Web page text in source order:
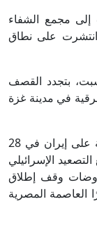
إلى مجمع الشفاء
على نطاق
بتجدد القصف
في مدينة غزة
سياسيًا، ومنذ بدء الحرب الإسرائيلية الأميركية على إيران في 28
الإسرائيلي
وقف إطلاق
العاصمة المصرية